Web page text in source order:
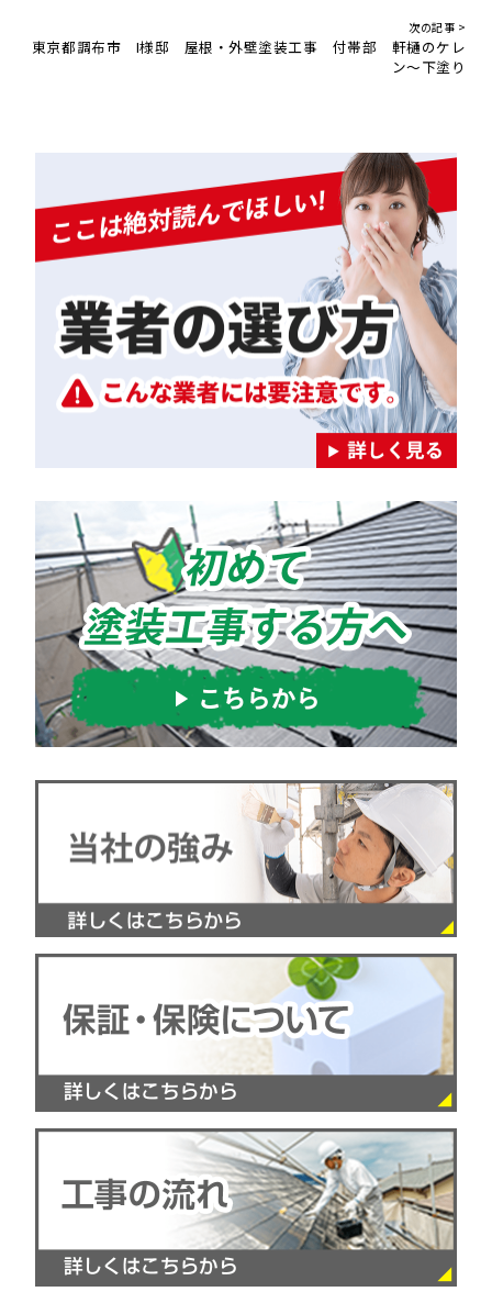
次の記事 >
東京都調布市 I様邸 屋根・外壁塗装工事 付帯部 軒樋のケレ
ン～下塗り